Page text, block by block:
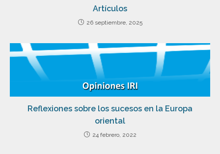
Artículos
26 septiembre, 2025
Reflexiones sobre los sucesos en la Europa
oriental
24 febrero, 2022